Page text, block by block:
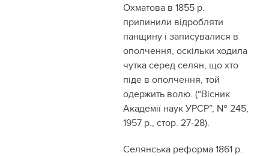
Охматова в 1855 р.
припинили відробляти
панщину і записувалися в
ополчення, оскільки ходила
чутка серед селян, що хто
піде в ополчення, той
одержить волю. (“Вісник
Академії наук УРСР”, № 245,
1957 р., стор. 27-28).
Селянська реформа 1861 р.